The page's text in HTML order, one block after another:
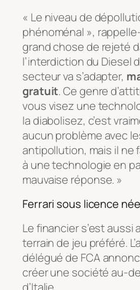
« Le niveau de
phénoménal »,
grand chose de rejeté
l’interdiction du Diesel
secteur va s’adapter,
gratuit. Ce genre
vous visez une
la diabolisez, c’est
aucun problème avec
antipollution, mais il ne
à une technologie en
mauvaise réponse. »
Ferrari sous licence
Le financier s’est aussi
terrain de jeu préféré.
délégué de FCA
créer une société au-
d’Italie.